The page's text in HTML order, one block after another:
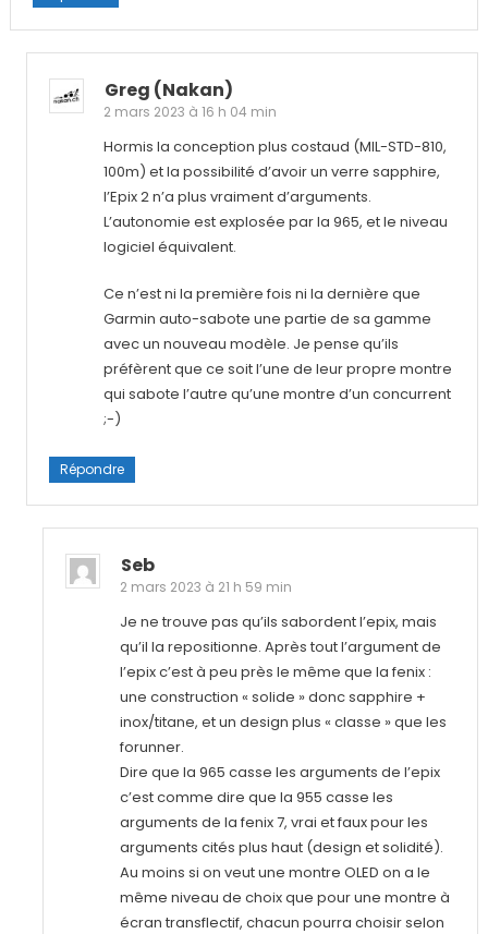
Greg (nakan)
2 mars 2023 à 16 h 04 min
Hormis la conception plus costaud (MIL-STD-810,
100m) et la possibilité d’avoir un verre sapphire,
l’Epix 2 n’a plus vraiment d’arguments.
L’autonomie est explosée par la 965, et le niveau
logiciel équivalent.
Ce n’est ni la première fois ni la dernière que
Garmin auto-sabote une partie de sa gamme
avec un nouveau modèle. Je pense qu’ils
préfèrent que ce soit l’une de leur propre montre
qui sabote l’autre qu’une montre d’un concurrent
;-)
Répondre
Seb
2 mars 2023 à 21 h 59 min
Je ne trouve pas qu’ils sabordent l’epix, mais
qu’il la repositionne. Après tout l’argument de
l’epix c’est à peu près le même que la fenix :
une construction « solide » donc sapphire +
inox/titane, et un design plus « classe » que les
forunner.
Dire que la 965 casse les arguments de l’epix
c’est comme dire que la 955 casse les
arguments de la fenix 7, vrai et faux pour les
arguments cités plus haut (design et solidité).
Au moins si on veut une montre OLED on a le
même niveau de choix que pour une montre à
écran transflectif, chacun pourra choisir selon